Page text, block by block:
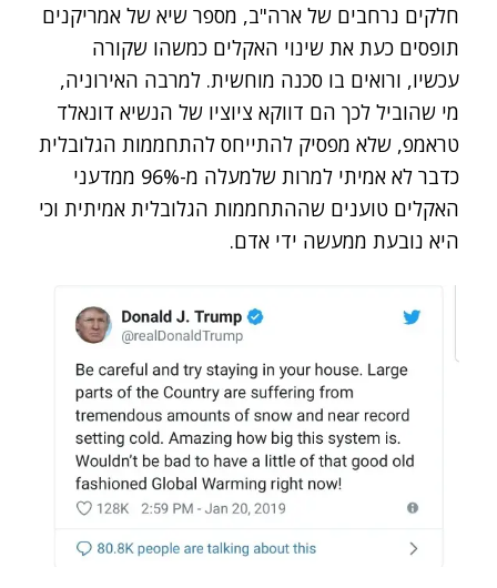
חלקים נרחבים של ארה"ב, מספר שיא של אמריקנים
תופסים כעת את שינוי האקלים כמשהו שקורה
עכשיו, ורואים בו סכנה מוחשית. למרבה האירוניה,
מי שהוביל לכך הם דווקא ציוציו של הנשיא דונאלד
טראמפ, שלא מפסיק להתייחס להתחממות הגלובלית
כדבר לא אמיתי למרות שלמעלה מ-96% ממדעני
האקלים טוענים שההתחממות הגלובלית אמיתית וכי
היא נובעת ממעשה ידי אדם.